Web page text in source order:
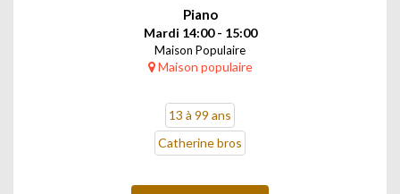
Piano
Mardi 14:00 - 15:00
Maison Populaire
Maison populaire
13 à 99 ans
Catherine bros